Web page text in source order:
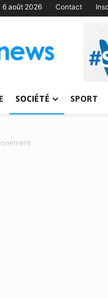
6 août 2026 Contact
SOCIÉTÉ SPORT